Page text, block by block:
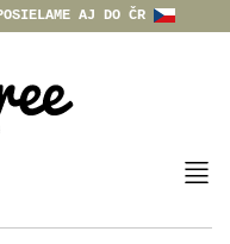
AJ DO ČR